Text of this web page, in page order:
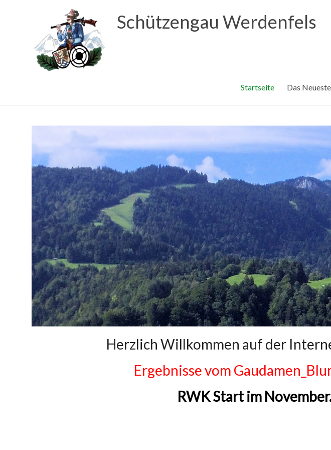
Schützengau Werdenfels
Startseite Das Neueste
Herzlich Willkommen auf der
Ergebnisse vom
RWK Start im